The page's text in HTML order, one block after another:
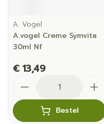
A. Vogel
A.vogel Creme Symvita
30ml Nf
€ 13,49
Bestel